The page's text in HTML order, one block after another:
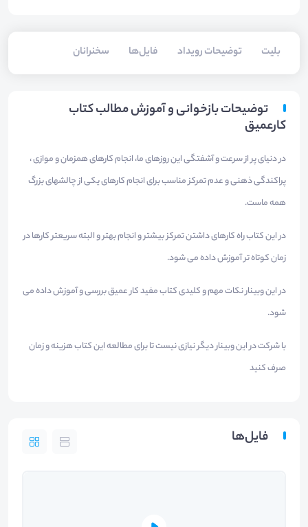
بلیت‌ توضیحات رویداد فایل‌ها سخنرانان
توضیحات بازخوانی و آموزش مطالب کتاب
کارعمیق
در دنیای پر از سرعت و آشفتگی این روزهای ما، انجام کارهای همزمان و موازی ،
پراکندگی ذهنی و عدم تمرکز مناسب برای انجام کارهای یکی از چالشهای بزرگ
همه ماست.
در این کتاب راه کارهای داشتن تمرکز بیشتر و انجام بهتر و البته سریعتر کارها در
زمان کوتاه تر آموزش داده می شود.
در این وبینار نکات مهم و کلیدی کتاب مفید کار عمیق بررسی و آموزش داده می
شود.
با شرکت در این وبینار دیگر نیازی نیست تا برای مطالعه این کتاب هزینه و زمان
صرف کنید
فایل‌ها